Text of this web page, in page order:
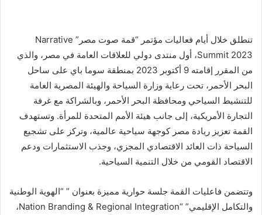
تنطلق خلال أيام فعاليات مؤتمر “قمة صوت مصر” Narrative
Summit 2023، أول منتدى دولي للعلاقات العامة في مصر، والذي
من المقرر إقامته 9 أكتوبر 2023 بمنطقة سوما باي على ساحل
البحر الأحمر، تحت رعاية وزارة السياحة والهيئة المصرية العامة
للتنشيط السياحي ومحافظة البحر الأحمر، وبالشراكة مع غرفة
التجارة الأمريكية، إلى جانب هيئة الأمم المتحدة للمرأة. وتستهدف
القمة تعزيز ريادة مصر كوجهة سياحية عالمية، وتركز على تشجيع
السياحة ذات العائد الاقتصادي المجزي، وجذب الاستثمارات ودعم
الاقتصاد القومي من خلال التنمية السياحية.
وتتضمن فاعليات القمة جلسة حوارية مميزة بعنوان ” “الهوية الوطنية
والتكامل الإقليمي” “Nation Branding & Regional Integration،